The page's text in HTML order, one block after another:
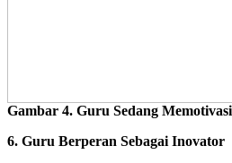
Gambar 4. Guru Sedang
6. Guru Berperan Sebagai Inovator